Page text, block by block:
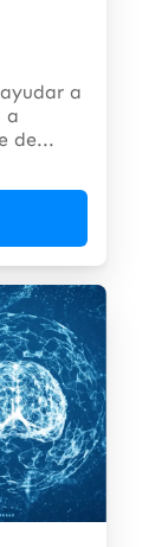
a
a
de...